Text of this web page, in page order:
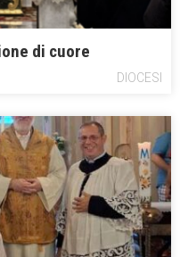
di cuore
DIOCESI